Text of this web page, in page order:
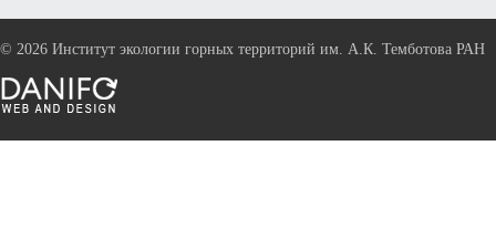
© 2026 Институт экологии горных территорий им. А.К. Темботова РАН